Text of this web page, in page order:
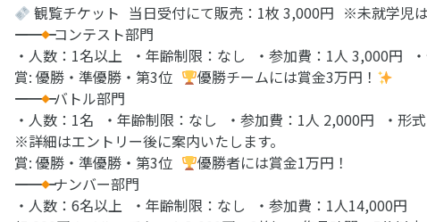
観覧チケット 当日受付にて販売：1枚 3,000円 ※未就学児
――――――――――――――――
コンテスト部門
・人数：1名以上 ・年齢制限：なし ・参加費：1人 3,000円
賞: 優勝・準優勝・第3位
優勝チームには賞金3万円！
――――――――――――――――
バトル部門
・人数：1名 ・年齢制限：なし ・参加費：1人 2,000円 ・形
※詳細はエントリー後に案内いたします。
賞: 優勝・準優勝・第3位
優勝者には賞金1万円！
――――――――――――――――
ナンバー部門
・人数：6名以上 ・年齢制限：なし ・参加費：1人14,000円